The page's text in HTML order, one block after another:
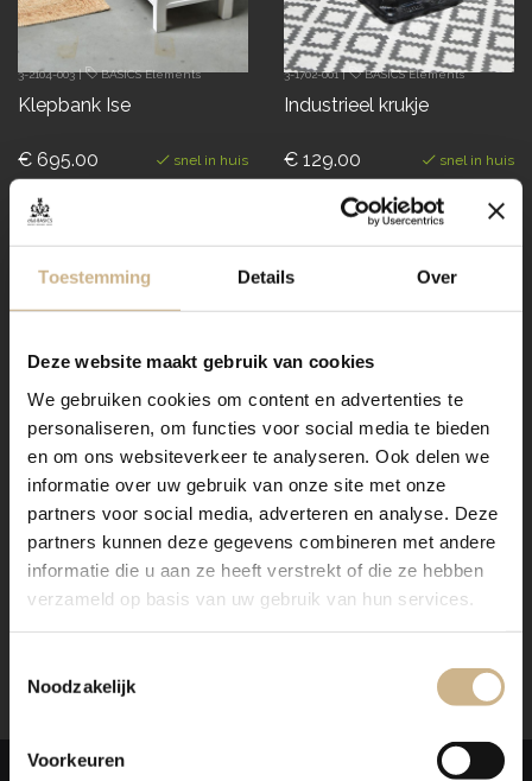
Toestemming Details Over
Deze website maakt gebruik van cookies
We gebruiken cookies om content en advertenties te
personaliseren, om functies voor social media te bieden
en om ons websiteverkeer te analyseren. Ook delen we
informatie over uw gebruik van onze site met onze
partners voor social media, adverteren en analyse. Deze
partners kunnen deze gegevens combineren met andere
informatie die u aan ze heeft verstrekt of die ze hebben
verzameld op basis van uw gebruik van hun services.
Noodzakelijk
Voorkeuren
3-2104-003| BASICS Elements
Klepbank Ise
€ 695.00 snel in huis
3-1702-001| BASICS Elements
Industrieel krukje
€ 129.00 snel in huis
3-1504-016| BASICS Elements
Industrieel krukje
€ 129.00 snel in huis